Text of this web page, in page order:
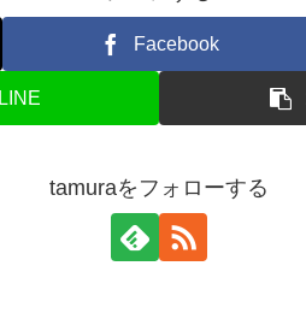
Facebook
LINE
tamuraをフォローする